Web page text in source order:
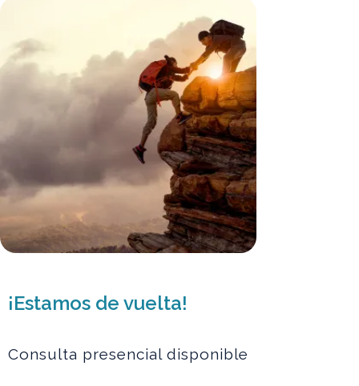
¡Estamos de vuelta!
Consulta presencial disponible